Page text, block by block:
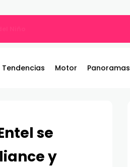
Tendencias Motor Panoramas
se
y